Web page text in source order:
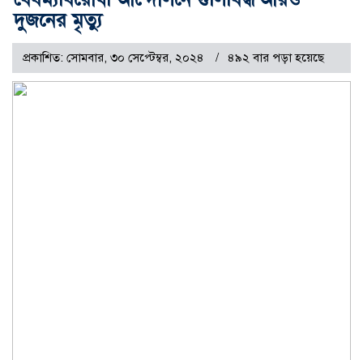
দুজনের মৃত্যু
প্রকাশিত: সোমবার, ৩০ সেপ্টেম্বর, ২০২৪ ৪৯২ বার পড়া হয়েছে